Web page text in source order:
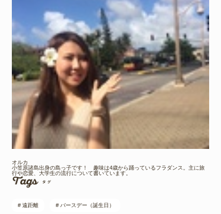
オルカ
小笠原諸島出身の島っ子です！ 趣味は4歳から踊っているフラダンス。主に旅
行や恋愛、大学生の流行について書いています。
# 遠距離 # バースデー（誕生日）